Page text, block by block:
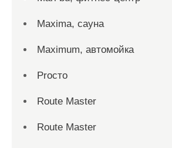
Maxima, сауна
Maximum, автомойка
Proсто
Route Master
Route Master